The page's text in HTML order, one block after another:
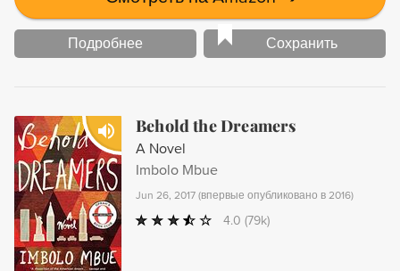
Подробнее Сохранить
Behold the Dreamers
A Novel
Imbolo Mbue
Jun 26, 2017 (впервые опубликовано в 2016)
4.0 (79k)